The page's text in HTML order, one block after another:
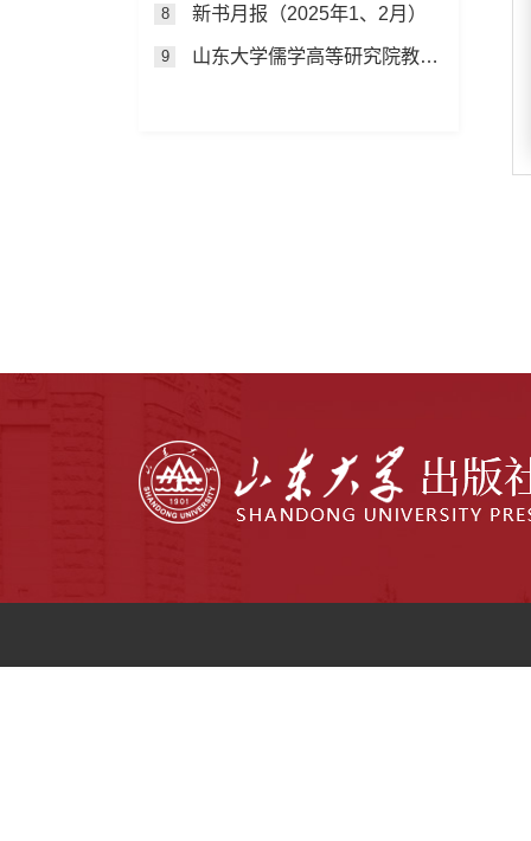
8 新书月报（2025年1、2月）
9 山东大学儒学高等研究院教授自选集